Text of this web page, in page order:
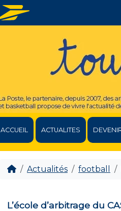
ACCUEIL ACTUALITES
Actualités football
L’école d’arbitrage du